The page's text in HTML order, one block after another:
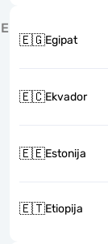
E
🇪🇬Egipat
🇪🇨Ekvador
🇪🇪Estonija
🇪🇹Etiopija